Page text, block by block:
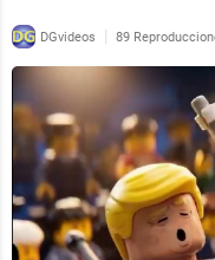
DGvideos | 89